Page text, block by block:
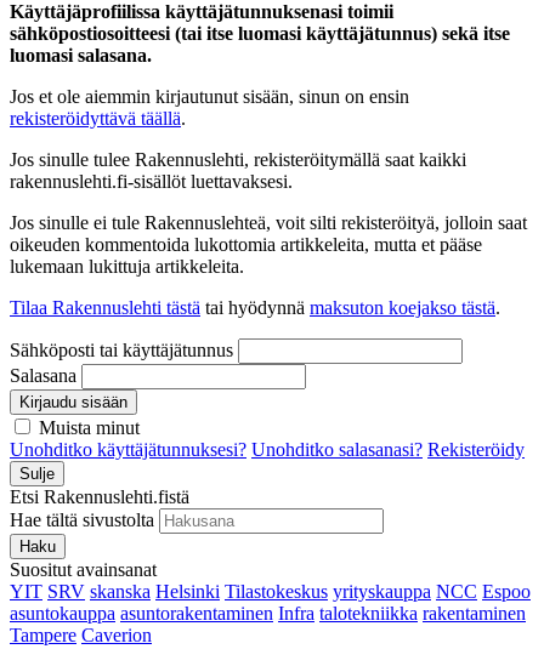
Käyttäjäprofiilissa käyttäjätunnuksenasi toimii
sähköpostiosoitteesi (tai itse luomasi käyttäjätunnus) sekä itse
luomasi salasana.
Jos et ole aiemmin kirjautunut sisään, sinun on ensin
rekisteröidyttävä täällä.
Jos sinulle tulee Rakennuslehti, rekisteröitymällä saat kaikki
rakennuslehti.fi-sisällöt luettavaksesi.
Jos sinulle ei tule Rakennuslehteä, voit silti rekisteröityä, jolloin saat
oikeuden kommentoida lukottomia artikkeleita, mutta et pääse
lukemaan lukittuja artikkeleita.
Tilaa Rakennuslehti tästä tai hyödynnä maksuton koejakso tästä.
Sähköposti tai käyttäjätunnus
Salasana
Kirjaudu sisään
Muista minut
Unohditko käyttäjätunnuksesi? Unohditko salasanasi? Rekisteröidy
Sulje
Etsi Rakennuslehti.fistä
Hae tältä sivustolta
Haku
Suositut avainsanat
YIT SRV skanska Helsinki Tilastokeskus yrityskauppa NCC Espoo
asuntokauppa asuntorakentaminen Infra talotekniikka rakentaminen
Tampere Caverion